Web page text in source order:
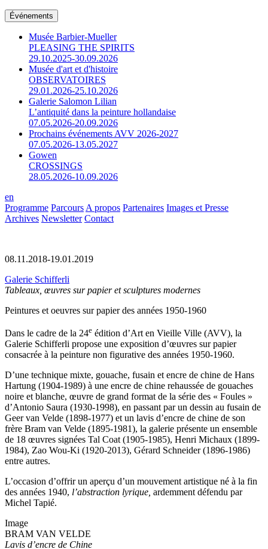
Événements
Musée Barbier-Mueller
PLEASING THE SPIRITS
29.10.2025-30.09.2026
Musée d'art et d'histoire
OBSERVATOIRES
29.01.2026-25.10.2026
Galerie Salomon Lilian
L’antiquité dans la peinture hollandaise
07.05.2026-20.09.2026
Prochains événements AVV 2026-2027
07.05.2026-13.05.2027
Gowen
CROSSINGS
28.05.2026-10.09.2026
en
Programme Parcours A propos Partenaires Images et Presse
Archives Newsletter Contact
08.11.2018-19.01.2019
Galerie Schifferli
Tableaux, œuvres sur papier et sculptures modernes
Peintures et oeuvres sur papier des années 1950-1960
Dans le cadre de la 24e édition d’Art en Vieille Ville (AVV), la
Galerie Schifferli propose une exposition d’œuvres sur papier
consacrée à la peinture non figurative des années 1950-1960.
D’une technique mixte, gouache, fusain et encre de chine de Hans
Hartung (1904-1989) à une encre de chine rehaussée de gouaches
noire et blanche, œuvre de grand format de la série des « Foules »
d’Antonio Saura (1930-1998), en passant par un dessin au fusain de
Geer van Velde (1898-1977) et un lavis d’encre de chine de son
frère Bram van Velde (1895-1981), la galerie présente un ensemble
de 18 œuvres signées Tal Coat (1905-1985), Henri Michaux (1899-
1984), Zao Wou-Ki (1920-2013), Gérard Schneider (1896-1986)
entre autres.
L’occasion d’offrir un aperçu d’un mouvement artistique né à la fin
des années 1940, l’abstraction lyrique, ardemment défendu par
Michel Tapié.
Image
BRAM VAN VELDE
Lavis d’encre de Chine